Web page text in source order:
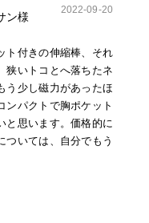
ン様
2022-09-20
ト付きの伸縮棒、それ
狭いトコとへ落ちたネ
う少し磁力があったほ
ンパクトで胸ポケット
と思います。価格的に
ついては、自分でもう